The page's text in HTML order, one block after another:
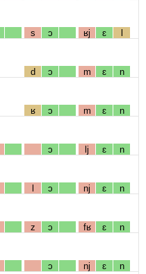
s ɔ ʁj ɛ l
d ɔ m ɛ n
ʁ ɔ m ɛ n
ɔ lj ɛ n
l ɔ nj ɛ n
z ɔ fʁ ɛ n
ɔ nj ɛ n